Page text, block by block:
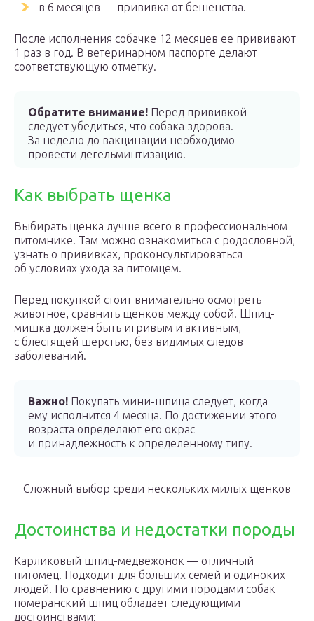
в 6 месяцев — прививка от бешенства.
После исполнения собачке 12 месяцев ее прививают
1 раз в год. В ветеринарном паспорте делают
соответствующую отметку.
Обратите внимание! Перед прививкой
следует убедиться, что собака здорова.
За неделю до вакцинации необходимо
провести дегельминтизацию.
Как выбрать щенка
Выбирать щенка лучше всего в профессиональном
питомнике. Там можно ознакомиться с родословной,
узнать о прививках, проконсультироваться
об условиях ухода за питомцем.
Перед покупкой стоит внимательно осмотреть
животное, сравнить щенков между собой. Шпиц-
мишка должен быть игривым и активным,
с блестящей шерстью, без видимых следов
заболеваний.
Важно! Покупать мини-шпица следует, когда
ему исполнится 4 месяца. По достижении этого
возраста определяют его окрас
и принадлежность к определенному типу.
Сложный выбор среди нескольких милых щенков
Достоинства и недостатки породы
Карликовый шпиц-медвежонок — отличный
питомец. Подходит для больших семей и одиноких
людей. По сравнению с другими породами собак
померанский шпиц обладает следующими
достоинствами: